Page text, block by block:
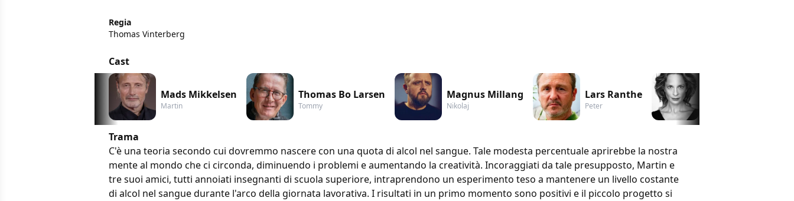
Regia
Thomas Vinterberg
Cast
Mads Mikkelsen
Martin
Thomas Bo Larsen
Tommy
Magnus Millang
Nikolaj
Lars Ranthe
Peter
Trama
C'è una teoria secondo cui dovremmo nascere con una quota di alcol nel sangue. Tale modesta percentuale aprirebbe la nostra
mente al mondo che ci circonda, diminuendo i problemi e aumentando la creatività. Incoraggiati da tale presupposto, Martin e
tre suoi amici, tutti annoiati insegnanti di scuola superiore, intraprendono un esperimento teso a mantenere un livello costante
di alcol nel sangue durante l'arco della giornata lavorativa. I risultati in un primo momento sono positivi e il piccolo progetto si